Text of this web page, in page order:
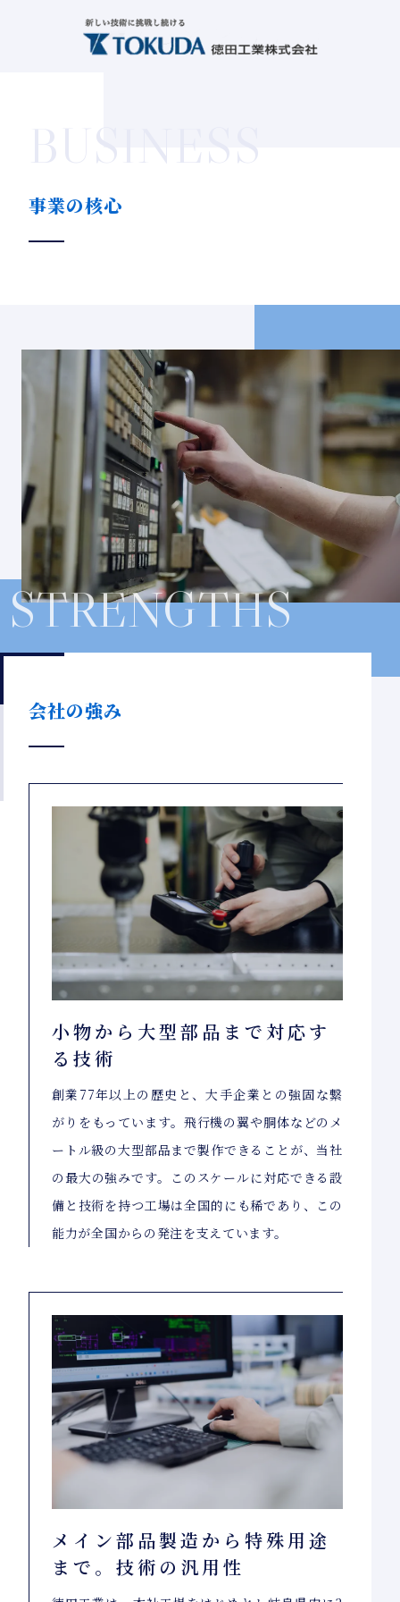
BUSINESS
事業の核心
STRENGTHS
会社の強み
小物から大型部品まで対応す
る技術
創業77年以上の歴史と、大手企業との強固な繋
がりをもっています。飛行機の翼や胴体などのメ
ートル級の大型部品まで製作できることが、当社
の最大の強みです。このスケールに対応できる設
備と技術を持つ工場は全国的にも稀であり、この
能力が全国からの発注を支えています。
メイン部品製造から特殊用途
まで。技術の汎用性